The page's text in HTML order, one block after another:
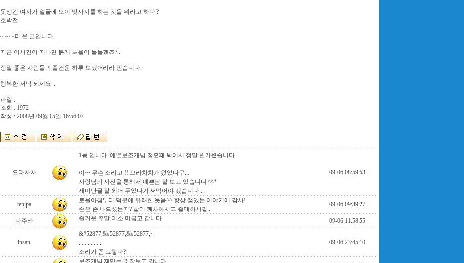
못생긴 여자가 얼굴에 오이 맞사지를 하는 것을 뭐라고 하나 ?
호박전
~~~~퍼 온 글입니다..
지금 이시간이 지나면 붉게 노을이 물들겠죠?...
정말 좋은 사람들과 즐건운 하루 보냈어리라 믿습니다.
행복한 저녁 되세요...
파일 :
조회 : 1972
작성 : 2008년 09월 05일 16:56:07
으라차차
1등 입니다. 예쁜보조개님 정모때 뵈어서 정말 반가웠습니다.
이~~무슨 소리고 !! 으라차차가 왔었다구....
사랑님의 사진을 통해서 예쁜님 잘 보고 있습니다 ^^*
재미난글 잘 외어 두었다가 써먹어야 겠습니다...
09-06 08:59:53
tenipa
토욜아침부터 덕분에 유쾌한 웃음^^ 항상 잼있는 이야기에 감사!
손은 좀 나으셨는지? 빨리 쾌차하시고 즐테하시길..
09-06 09:39:27
나주라 즐거운 주말 미소 머금고 갑니다 09-06 11:58:55
insan
&#52877;&#52877;&#52877;~
...............
소리가 좀 그렇나?
09-06 23:45:10
보조개님 재밌는글 잘보고 갑니다.